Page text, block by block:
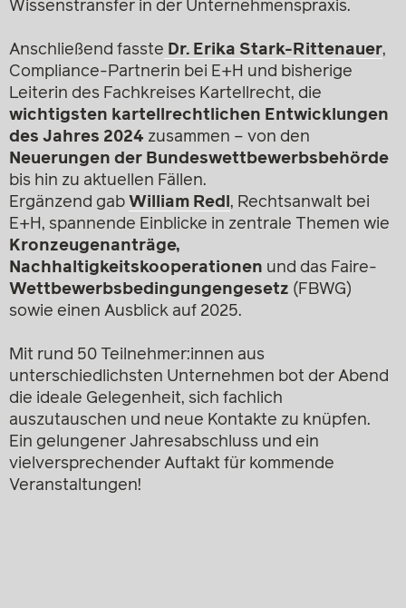
Wissenstransfer in der Unternehmenspraxis.
Anschließend fasste Dr. Erika Stark-Rittenauer,
Compliance-Partnerin bei E+H und bisherige
Leiterin des Fachkreises Kartellrecht, die
wichtigsten kartellrechtlichen Entwicklungen
des Jahres 2024 zusammen – von den
Neuerungen der Bundeswettbewerbsbehörde
bis hin zu aktuellen Fällen.
Ergänzend gab William Redl , Rechtsanwalt bei
E+H, spannende Einblicke in zentrale Themen wie
Kronzeugenanträge,
Nachhaltigkeitskooperationen und das Faire-
Wettbewerbsbedingungengesetz (FBWG)
sowie einen Ausblick auf 2025.
Mit rund 50 Teilnehmer:innen aus
unterschiedlichsten Unternehmen bot der Abend
die ideale Gelegenheit, sich fachlich
auszutauschen und neue Kontakte zu knüpfen.
Ein gelungener Jahresabschluss und ein
vielversprechender Auftakt für kommende
Veranstaltungen!